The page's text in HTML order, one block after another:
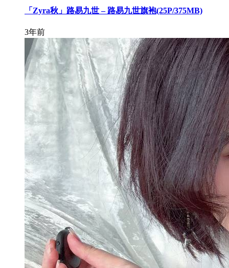
「Zyra秋」路易九世 – 路易九世旗袍(25P/375MB)
3年前